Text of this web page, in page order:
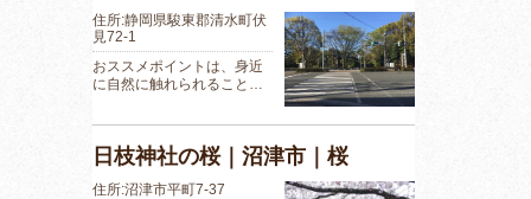
住所:静岡県駿東郡清水町伏
見72-1
おススメポイントは、身近
に自然に触れられること…
日枝神社の桜｜沼津市｜桜
住所:沼津市平町7-37